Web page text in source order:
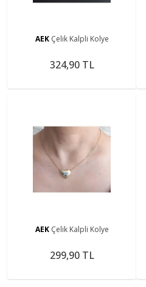
AEK Çelik Kalpli Kolye
324,90 TL
AEK Çelik Kalpli Kolye
299,90 TL